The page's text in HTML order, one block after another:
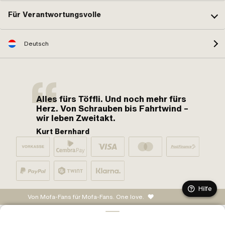
Für Verantwortungsvolle
Deutsch
Alles fürs Töffli. Und noch mehr fürs
Herz. Von Schrauben bis Fahrtwind –
wir leben Zweitakt.
Kurt Bernhard
Von Mofa-Fans für Mofa-Fans. One love.
Hilfe